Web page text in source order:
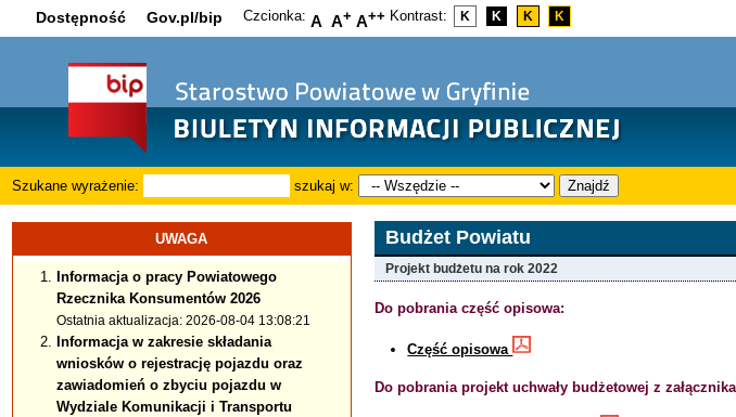
Dostępność Gov.pl/bip Czcionka: A A+ A++ Kontrast: K K K K
Szukane wyrażenie: szukaj w: Znajdź
UWAGA
Informacja o pracy Powiatowego
Rzecznika Konsumentów 2026
Ostatnia aktualizacja: 2026-08-04 13:08:21
Informacja w zakresie składania
wniosków o rejestrację pojazdu oraz
zawiadomień o zbyciu pojazdu w
Wydziale Komunikacji i Transportu
Budżet Powiatu
Projekt budżetu na rok 2022
Do pobrania część opisowa:
Część opisowa
Do pobrania projekt uchwały budżetowej z